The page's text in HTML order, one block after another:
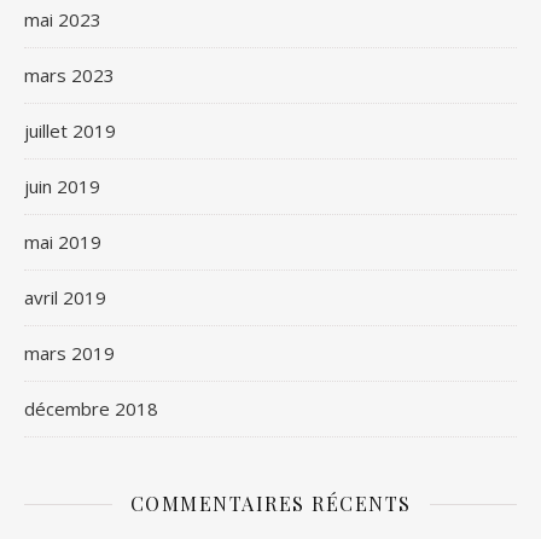
mai 2023
mars 2023
juillet 2019
juin 2019
mai 2019
avril 2019
mars 2019
décembre 2018
COMMENTAIRES RÉCENTS